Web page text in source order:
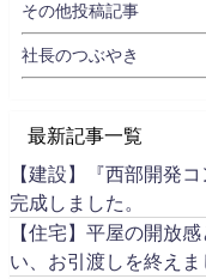
その他投稿記事
社長のつぶやき
最新記事一覧
【建設】『西部開発
完成しました。
【住宅】平屋の開放
い、お引渡しを終えま